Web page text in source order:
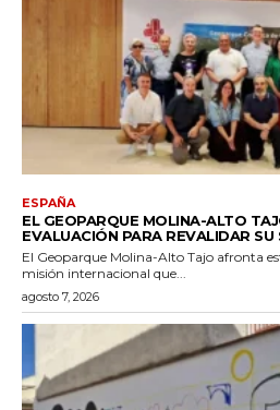
ESPAÑA
EL GEOPARQUE MOLINA-ALTO
EVALUACIÓN PARA REVALIDAR SU
El Geoparque Molina-Alto Tajo afronta
misión internacional que...
agosto 7, 2026